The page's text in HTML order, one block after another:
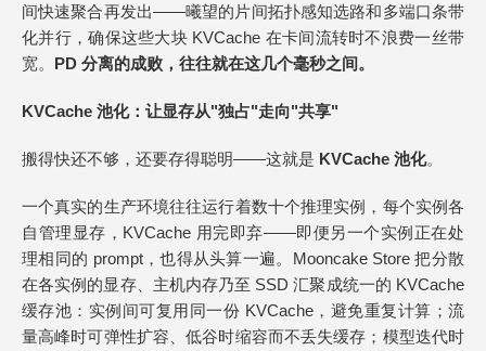
间快速聚合再发出——曦望的片间拓扑感知选路和多端口条带
化并行，确保这些大块 KVCache 在卡间流转时不浪费一丝带
宽。 PD 分离的成败，往往就在这几个毫秒之间。
KVCache 池化： 让显存从"独占"走向"共享"
搬得快还不够，还要存得聪明——这就是 KVCache 池化。
一个真实的生产环境往往运行着数十个推理实例，每个实例各
自管理显存，KVCache 用完即弃——即便另一个实例正在处
理相同的 prompt，也得从头算一遍。Mooncake Store 把分散
在各实例的显存、主机内存乃至 SSD 汇聚成统一的 KVCache
缓存池：实例间可复用同一份 KVCache，避免重复计算；流
量高峰时可弹性扩容、低谷时缩容而不丢失缓存；模型迭代时